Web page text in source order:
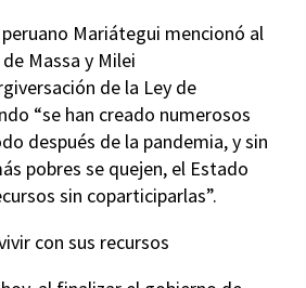
Mariátegui mencionó al
Massa y Milei
de la Ley de
“se han creado numerosos
después de la pandemia, y sin
pobres se quejen, el Estado
sin coparticiparlas”.
con sus recursos